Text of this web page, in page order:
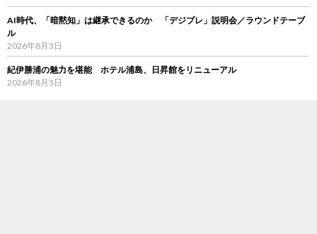
AI時代、「暗黙知」は継承できるのか 「デジブレ」説明会／ラウンドテーブ
ル
2026年8月3日
紀伊勝浦の魅力を堪能 ホテル浦島、日昇館をリニューアル
2026年8月3日